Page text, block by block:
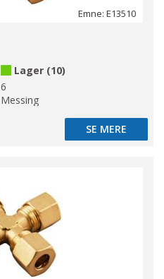
Emne: E13510
Lager (10)
6
Messing
SE MERE
SE MERE